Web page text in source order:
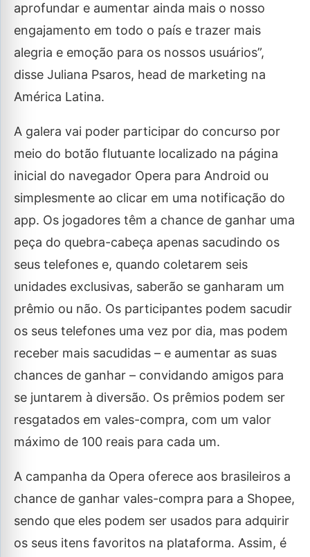
aprofundar e aumentar ainda mais o nosso
engajamento em todo o país e trazer mais
alegria e emoção para os nossos usuários”,
disse Juliana Psaros, head de marketing na
América Latina.
A galera vai poder participar do concurso por
meio do botão flutuante localizado na página
inicial do navegador Opera para Android ou
simplesmente ao clicar em uma notificação do
app. Os jogadores têm a chance de ganhar uma
peça do quebra-cabeça apenas sacudindo os
seus telefones e, quando coletarem seis
unidades exclusivas, saberão se ganharam um
prêmio ou não. Os participantes podem sacudir
os seus telefones uma vez por dia, mas podem
receber mais sacudidas – e aumentar as suas
chances de ganhar – convidando amigos para
se juntarem à diversão. Os prêmios podem ser
resgatados em vales-compra, com um valor
máximo de 100 reais para cada um.
A campanha da Opera oferece aos brasileiros a
chance de ganhar vales-compra para a Shopee,
sendo que eles podem ser usados para adquirir
os seus itens favoritos na plataforma. Assim, é